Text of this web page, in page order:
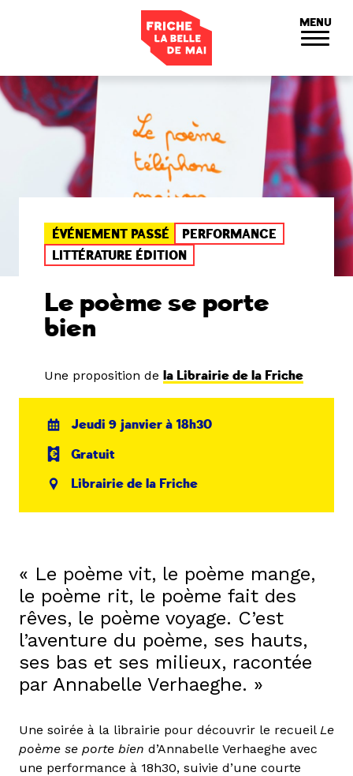
MENU
ÉVÉNEMENT PASSÉ
PERFORMANCE
LITTÉRATURE ÉDITION
Le poème se porte
bien
Une proposition de la Librairie de la Friche
Jeudi 9 janvier à 18h30
Gratuit
Librairie de la Friche
« Le poème vit, le poème mange,
le poème rit, le poème fait des
rêves, le poème voyage. C’est
l’aventure du poème, ses hauts,
ses bas et ses milieux, racontée
par Annabelle Verhaeghe. »
Une soirée à la librairie pour découvrir le recueil Le
poème se porte bien d’Annabelle Verhaeghe avec
une performance à 18h30, suivie d’une courte
Panneau de gestion des cookies